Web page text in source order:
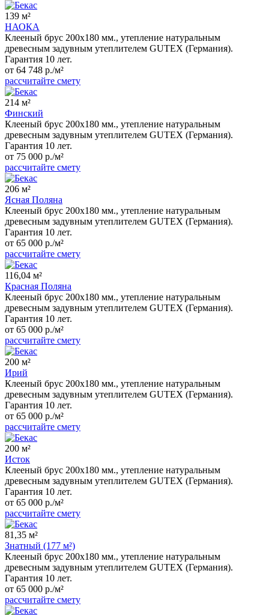
139 м²
НАОКА
Клееный брус 200x180 мм., утепление натуральным
древесным задувным утеплителем GUTEX (Германия).
Гарантия 10 лет.
от 64 748 р./м²
рассчитайте смету
214 м²
Финский
Клееный брус 200x180 мм., утепление натуральным
древесным задувным утеплителем GUTEX (Германия).
Гарантия 10 лет.
от 75 000 р./м²
рассчитайте смету
206 м²
Ясная Поляна
Клееный брус 200x180 мм., утепление натуральным
древесным задувным утеплителем GUTEX (Германия).
Гарантия 10 лет.
от 65 000 р./м²
рассчитайте смету
116,04 м²
Красная Поляна
Клееный брус 200x180 мм., утепление натуральным
древесным задувным утеплителем GUTEX (Германия).
Гарантия 10 лет.
от 65 000 р./м²
рассчитайте смету
200 м²
Ирий
Клееный брус 200x180 мм., утепление натуральным
древесным задувным утеплителем GUTEX (Германия).
Гарантия 10 лет.
от 65 000 р./м²
рассчитайте смету
200 м²
Исток
Клееный брус 200x180 мм., утепление натуральным
древесным задувным утеплителем GUTEX (Германия).
Гарантия 10 лет.
от 65 000 р./м²
рассчитайте смету
81,35 м²
Знатный (177 м²)
Клееный брус 200x180 мм., утепление натуральным
древесным задувным утеплителем GUTEX (Германия).
Гарантия 10 лет.
от 65 000 р./м²
рассчитайте смету